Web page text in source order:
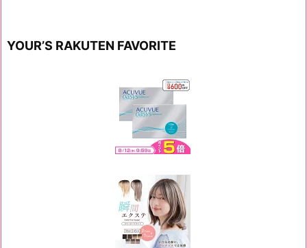
YOUR’S RAKUTEN FAVORITE